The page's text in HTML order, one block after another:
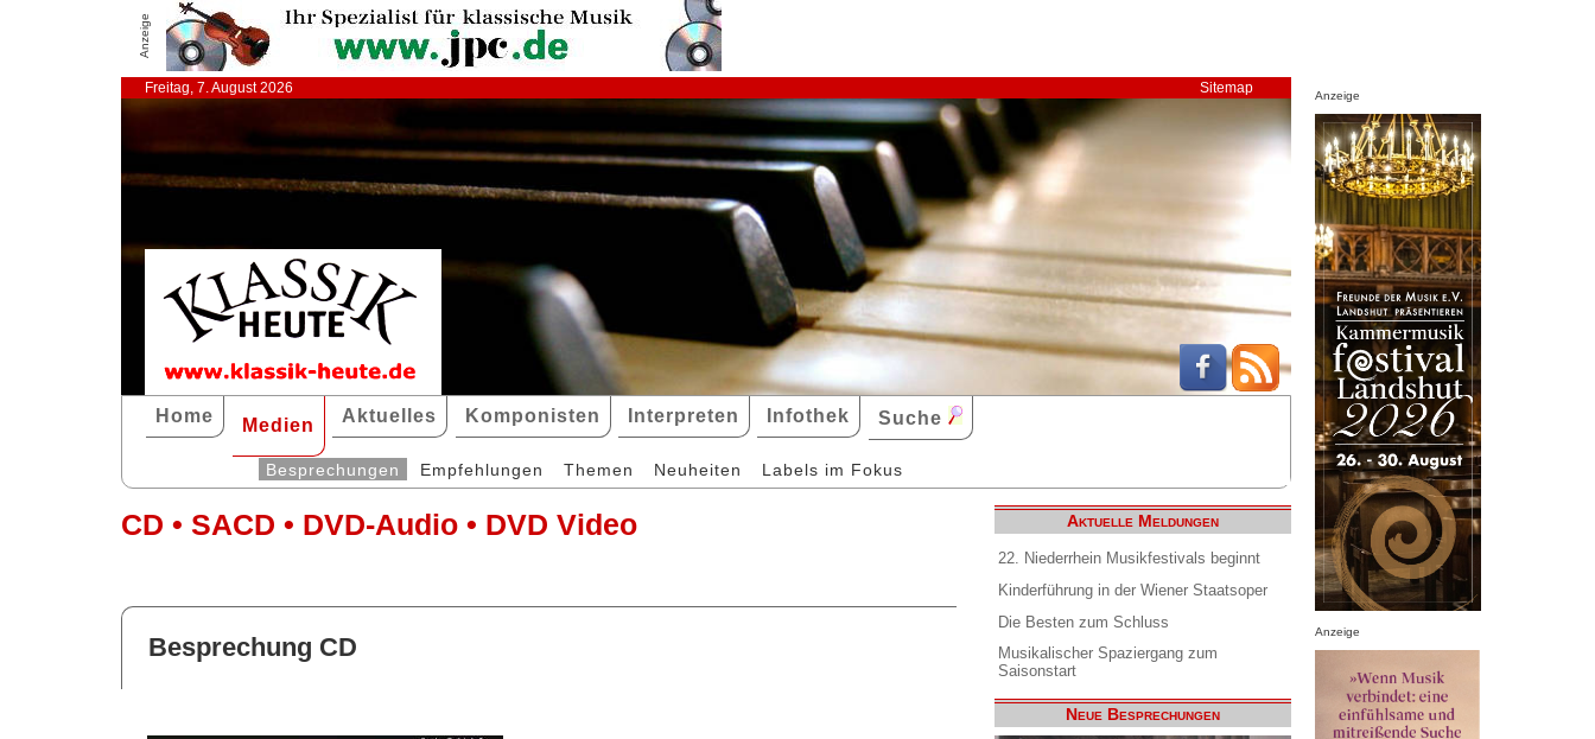
Anzeige
Freitag, 7. August 2026 Sitemap
Home Medien Aktuelles Komponisten Interpreten Infothek Suche
Besprechungen Empfehlungen Themen Neuheiten Labels im Fokus
CD • SACD • DVD-Audio • DVD Video
Besprechung CD
Aktuelle Meldungen
22. Niederrhein Musikfestivals beginnt
Kinderführung in der Wiener Staatsoper
Die Besten zum Schluss
Musikalischer Spaziergang zum
Saisonstart
Neue Besprechungen
Anzeige
Anzeige